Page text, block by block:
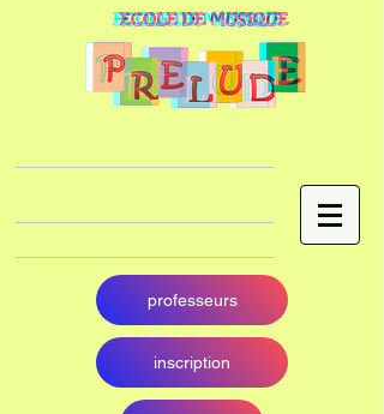
professeurs
inscription